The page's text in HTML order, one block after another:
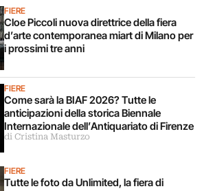
FIERE
Cloe Piccoli nuova direttrice della fiera
d’arte contemporanea miart di Milano per
i prossimi tre anni
FIERE
Come sarà la BIAF 2026? Tutte le
anticipazioni della storica Biennale
Internazionale dell’Antiquariato di Firenze
di Cristina Masturzo
FIERE
Tutte le foto da Unlimited, la fiera di